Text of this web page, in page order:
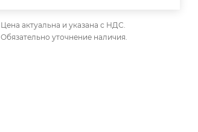
Цена актуальна и указана с НДС.
Обязательно уточнение наличия.